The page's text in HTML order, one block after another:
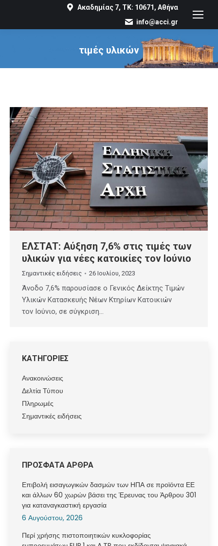
Ακαδημίας 7, ΤΚ: 10671, Αθήνα
info@acci.gr
τιμές υλικών
You are here:
ΕΛΣΤΑΤ: Αύξηση 7,6% στις τιμές των
υλικών για νέες κατοικίες τον Ιούνιο
Σημαντικές ειδήσεις 26 Ιουλίου, 2023
Άνοδο 7,6% παρουσίασε ο Γενικός Δείκτης Τιμών
Υλικών Κατασκευής Νέων Κτηρίων Κατοικιών
τον Ιούνιο, σε σύγκριση…
ΚΑΤΗΓΟΡΙΕΣ
Ανακοινώσεις
Δελτία Τύπου
Πληρωμές
Σημαντικές ειδήσεις
ΠΡΟΣΦΑΤΑ ΑΡΘΡΑ
Επιβολή εισαγωγικών δασμών των ΗΠΑ σε προϊόντα ΕΕ
και άλλων 60 χωρών βάσει της Έρευνας του Άρθρου 301
για καταναγκαστική εργασία
6 Αυγούστου, 2026
Περί χρήσης πιστοποιητικών κυκλοφορίας